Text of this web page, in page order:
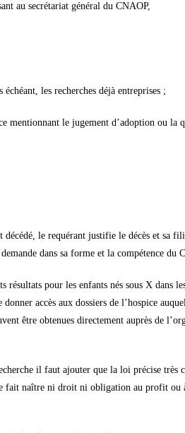
au secrétariat général du CNAOP,
les recherches déjà entreprises ;
mentionnant le jugement d’adoption ou
décédé, le requérant justifie le décès et sa
dans sa forme et la compétence du
résultats pour les enfants nés sous X dans
accès aux dossiers de l’hospice
être obtenues directement auprès de
il faut ajouter que la loi précise très
naître ni droit ni obligation au profit ou